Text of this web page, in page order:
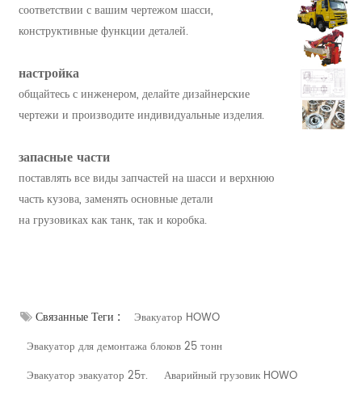
соответствии с вашим чертежом шасси,
конструктивные функции деталей.
настройка
общайтесь с инженером, делайте дизайнерские
чертежи и производите индивидуальные изделия.
запасные части
поставлять все виды запчастей на шасси и верхнюю
часть кузова, заменять основные детали
на грузовиках как танк, так и коробка.
Связанные Теги :
Эвакуатор HOWO
Эвакуатор для демонтажа блоков 25 тонн
Эвакуатор эвакуатор 25т.
Аварийный грузовик HOWO